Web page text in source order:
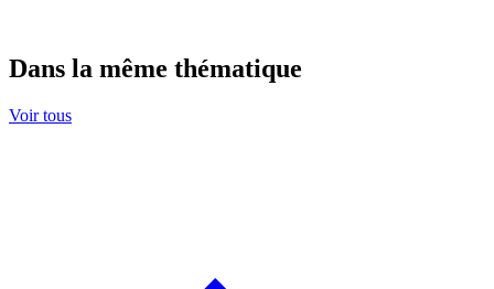
Dans la même thématique
Voir tous